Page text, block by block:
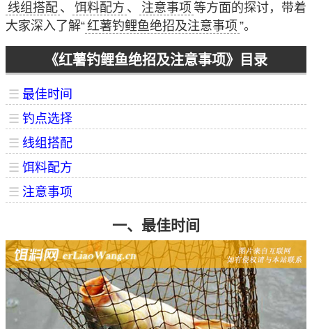
线组搭配 、 饵料配方 、 注意事项 等方面的探讨，带着
大家深入了解“红薯钓鲤鱼绝招及注意事项 ”。
《红薯钓鲤鱼绝招及注意事项》目录
☰ 最佳时间
☰ 钓点选择
☰ 线组搭配
☰ 饵料配方
☰ 注意事项
一、最佳时间